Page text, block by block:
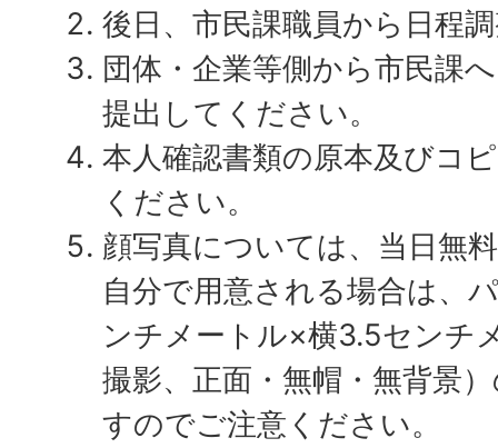
後日、市民課職員から日程
団体・企業等側から市民課
提出してください。
本人確認書類の原本及びコ
ください。
顔写真については、当日無
自分で用意される場合は、
ンチメートル×横3.5センチ
撮影、正面・無帽・無背景
すのでご注意ください。